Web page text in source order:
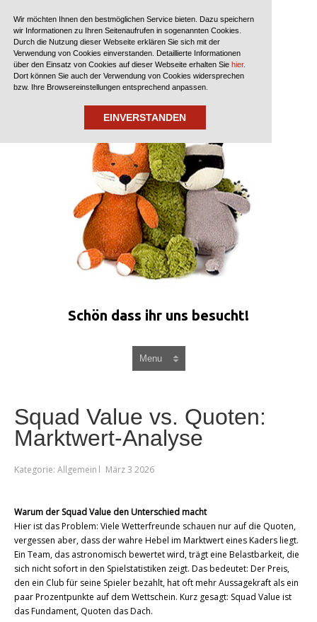
Wir möchten Ihnen den bestmöglichen Service bieten. Dazu speichern
wir Informationen zu Ihren Seitenaufrufen in sogenannten Cookies.
Durch die Nutzung dieser Webseite erklären Sie sich mit der
Verwendung von Cookies einverstanden. Detaillierte Informationen
über den Einsatz von Cookies auf dieser Webseite erhalten Siehier.
Dort können Sie auch der Verwendung von Cookies widersprechen
bzw. Ihre Browsereinstellungen entsprechend anpassen.
EINVERSTANDEN
Schön dass ihr uns besucht!
Squad Value vs. Quoten:
Marktwert-Analyse
Kategorie: Allgemein März 3 2026
Warum der Squad Value den Unterschied macht
Hier ist das Problem: Viele Wetterfreunde schauen nur auf die Quoten,
vergessen aber, dass der wahre Hebel im Marktwert eines Kaders liegt.
Ein Team, das astronomisch bewertet wird, trägt eine Belastbarkeit, die
sich nicht sofort in den Spielstatistiken zeigt. Das bedeutet: Der Preis,
den ein Club für seine Spieler bezahlt, hat oft mehr Aussagekraft als ein
paar Prozentpunkte auf dem Wettschein. Kurz gesagt: Squad Value ist
das Fundament, Quoten das Dach.